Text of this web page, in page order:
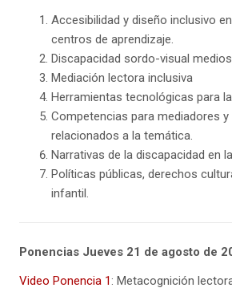
Accesibilidad y diseño inclusivo
centros de aprendizaje.
Discapacidad sordo-visual
Mediación lectora inclusiva
Herramientas tecnológicas para
Competencias para mediadores
relacionados a la temática.
Narrativas de la discapacidad en
Políticas públicas, derechos
infantil.
Ponencias Jueves 21 de agosto de
Video Ponencia 1: Metacognición